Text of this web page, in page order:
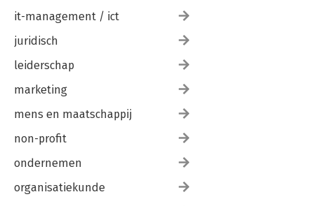
it-management / ict
juridisch
leiderschap
marketing
mens en maatschappij
non-profit
ondernemen
organisatiekunde